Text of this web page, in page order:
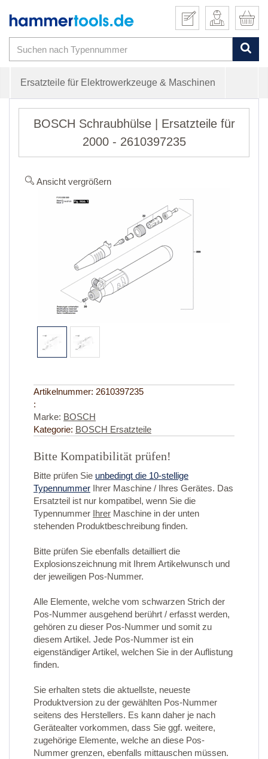
Ersatzteile für Elektrowerkzeuge & Maschinen
BOSCH Schraubhülse | Ersatzteile für
2000 - 2610397235
Ansicht vergrößern
Artikelnummer: 2610397235
:
Marke: BOSCH
Kategorie: BOSCH Ersatzteile
Bitte Kompatibilität prüfen!
Bitte prüfen Sie unbedingt die 10-stellige
Typennummer Ihrer Maschine / Ihres Gerätes. Das
Ersatzteil ist nur kompatibel, wenn Sie die
Typennummer Ihrer Maschine in der unten
stehenden Produktbeschreibung finden.
Bitte prüfen Sie ebenfalls detailliert die
Explosionszeichnung mit Ihrem Artikelwunsch und
der jeweiligen Pos-Nummer.
Alle Elemente, welche vom schwarzen Strich der
Pos-Nummer ausgehend berührt / erfasst werden,
gehören zu dieser Pos-Nummer und somit zu
diesem Artikel. Jede Pos-Nummer ist ein
eigenständiger Artikel, welchen Sie in der Auflistung
finden.
Sie erhalten stets die aktuellste, neueste
Produktversion zu der gewählten Pos-Nummer
seitens des Herstellers. Es kann daher je nach
Gerätealter vorkommen, dass Sie ggf. weitere,
zugehörige Elemente, welche an diese Pos-
Nummer grenzen, ebenfalls mittauschen müssen.